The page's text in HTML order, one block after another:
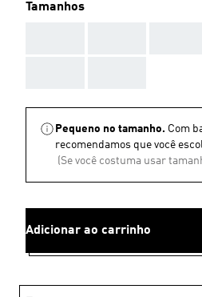
Tamanhos
Pequeno no tamanho. Com
recomendamos que você
(Se você costuma usar
Adicionar ao carrinho